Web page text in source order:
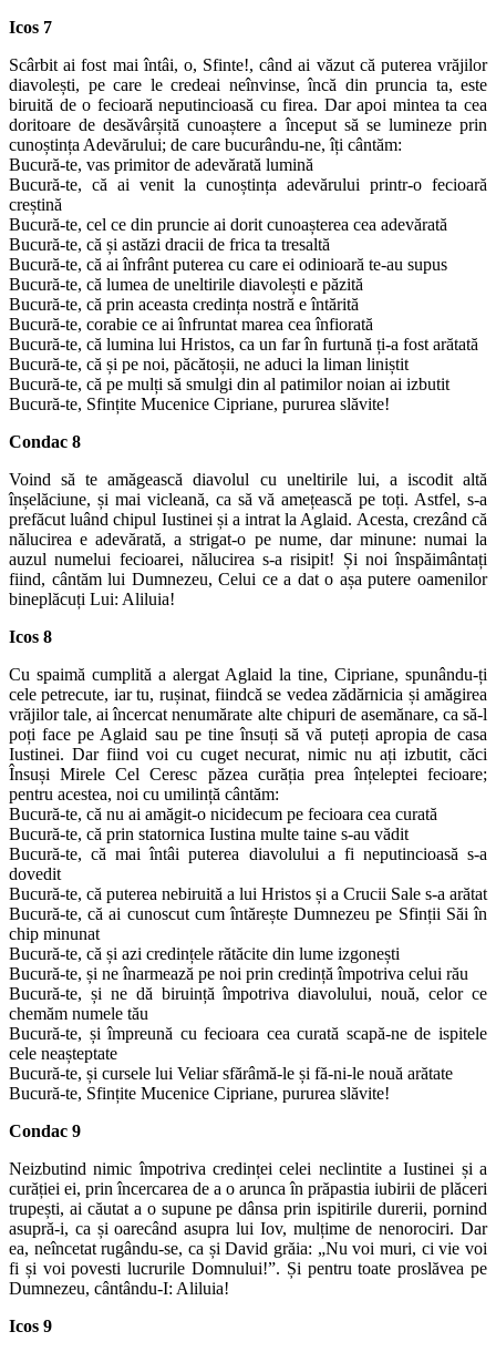
Icos 7
Scârbit ai fost mai întâi, o, Sfinte!, când ai văzut că puterea vrăjilor
diavolești, pe care le credeai neînvinse, încă din pruncia ta, este
biruită de o fecioară neputincioasă cu firea. Dar apoi mintea ta cea
doritoare de desăvârșită cunoaștere a început să se lumineze prin
cunoștința Adevărului; de care bucurându-ne, îți cântăm:
Bucură-te, vas primitor de adevărată lumină
Bucură-te, că ai venit la cunoștința adevărului printr-o fecioară
creștină
Bucură-te, cel ce din pruncie ai dorit cunoașterea cea adevărată
Bucură-te, că și astăzi dracii de frica ta tresaltă
Bucură-te, că ai înfrânt puterea cu care ei odinioară te-au supus
Bucură-te, că lumea de uneltirile diavolești e păzită
Bucură-te, că prin aceasta credința nostră e întărită
Bucură-te, corabie ce ai înfruntat marea cea înfiorată
Bucură-te, că lumina lui Hristos, ca un far în furtună ți-a fost arătată
Bucură-te, că și pe noi, păcătoșii, ne aduci la liman liniștit
Bucură-te, că pe mulți să smulgi din al patimilor noian ai izbutit
Bucură-te, Sfințite Mucenice Cipriane, pururea slăvite!
Condac 8
Voind să te amăgească diavolul cu uneltirile lui, a iscodit altă
înșelăciune, și mai vicleană, ca să vă amețească pe toți. Astfel, s-a
prefăcut luând chipul Iustinei și a intrat la Aglaid. Acesta, crezând că
nălucirea e adevărată, a strigat-o pe nume, dar minune: numai la
auzul numelui fecioarei, nălucirea s-a risipit! Și noi înspăimântați
fiind, cântăm lui Dumnezeu, Celui ce a dat o așa putere oamenilor
bineplăcuți Lui: Aliluia!
Icos 8
Cu spaimă cumplită a alergat Aglaid la tine, Cipriane, spunându-ți
cele petrecute, iar tu, rușinat, fiindcă se vedea zădărnicia și amăgirea
vrăjilor tale, ai încercat nenumărate alte chipuri de asemănare, ca să-l
poți face pe Aglaid sau pe tine însuți să vă puteți apropia de casa
Iustinei. Dar fiind voi cu cuget necurat, nimic nu ați izbutit, căci
Însuși Mirele Cel Ceresc păzea curăția prea înțeleptei fecioare;
pentru acestea, noi cu umilință cântăm:
Bucură-te, că nu ai amăgit-o nicidecum pe fecioara cea curată
Bucură-te, că prin statornica Iustina multe taine s-au vădit
Bucură-te, că mai întâi puterea diavolului a fi neputincioasă s-a
dovedit
Bucură-te, că puterea nebiruită a lui Hristos și a Crucii Sale s-a arătat
Bucură-te, că ai cunoscut cum întărește Dumnezeu pe Sfinții Săi în
chip minunat
Bucură-te, că și azi credințele rătăcite din lume izgonești
Bucură-te, și ne înarmează pe noi prin credință împotriva celui rău
Bucură-te, și ne dă biruință împotriva diavolului, nouă, celor ce
chemăm numele tău
Bucură-te, și împreună cu fecioara cea curată scapă-ne de ispitele
cele neașteptate
Bucură-te, și cursele lui Veliar sfărâmă-le și fă-ni-le nouă arătate
Bucură-te, Sfințite Mucenice Cipriane, pururea slăvite!
Condac 9
Neizbutind nimic împotriva credinței celei neclintite a Iustinei și a
curăției ei, prin încercarea de a o arunca în prăpastia iubirii de plăceri
trupești, ai căutat a o supune pe dânsa prin ispitirile durerii, pornind
asupră-i, ca și oarecând asupra lui Iov, mulțime de nenorociri. Dar
ea, neîncetat rugându-se, ca și David grăia: „Nu voi muri, ci vie voi
fi și voi povesti lucrurile Domnului!”. Și pentru toate proslăvea pe
Dumnezeu, cântându-I: Aliluia!
Icos 9